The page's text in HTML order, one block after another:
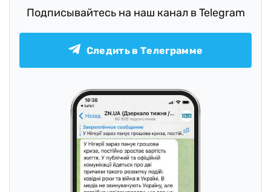
Подписывайтесь на наш канал в Telegram
Следить в Телеграмме